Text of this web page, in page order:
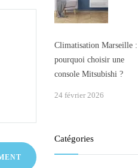
Climatisation Marseille :
pourquoi choisir une
console Mitsubishi ?
24 février 2026
Catégories